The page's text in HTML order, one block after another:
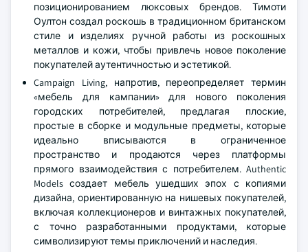
позиционированием люксовых брендов. Тимоти
Оултон создал роскошь в традиционном британском
стиле и изделиях ручной работы из роскошных
металлов и кожи, чтобы привлечь новое поколение
покупателей аутентичностью и эстетикой.
Campaign Living, напротив, переопределяет термин
«мебель для кампании» для нового поколения
городских потребителей, предлагая плоские,
простые в сборке и модульные предметы, которые
идеально вписываются в ограниченное
пространство и продаются через платформы
прямого взаимодействия с потребителем. Authentic
Models создает мебель ушедших эпох с копиями
дизайна, ориентированную на нишевых покупателей,
включая коллекционеров и винтажных покупателей,
с точно разработанными продуктами, которые
символизируют темы приключений и наследия.